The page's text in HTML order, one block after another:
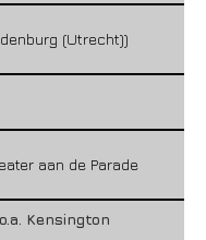
(Utrecht))
aan de Parade
Kensington